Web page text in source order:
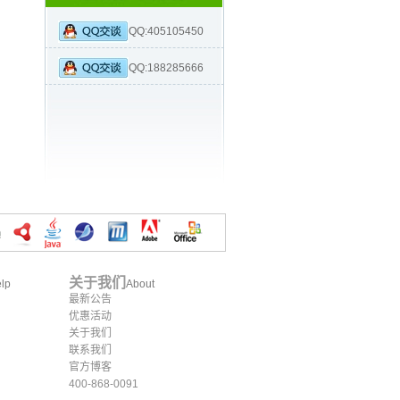
QQ:405105450
QQ:188285666
关于我们 About
最新公告
优惠活动
关于我们
联系我们
官方博客
400-868-0091